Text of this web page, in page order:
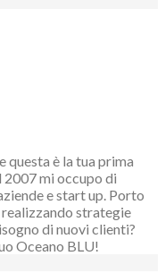
questa è la tua prima
2007 mi occupo di
e start up. Porto
strategie
di nuovi clienti?
Oceano BLU!